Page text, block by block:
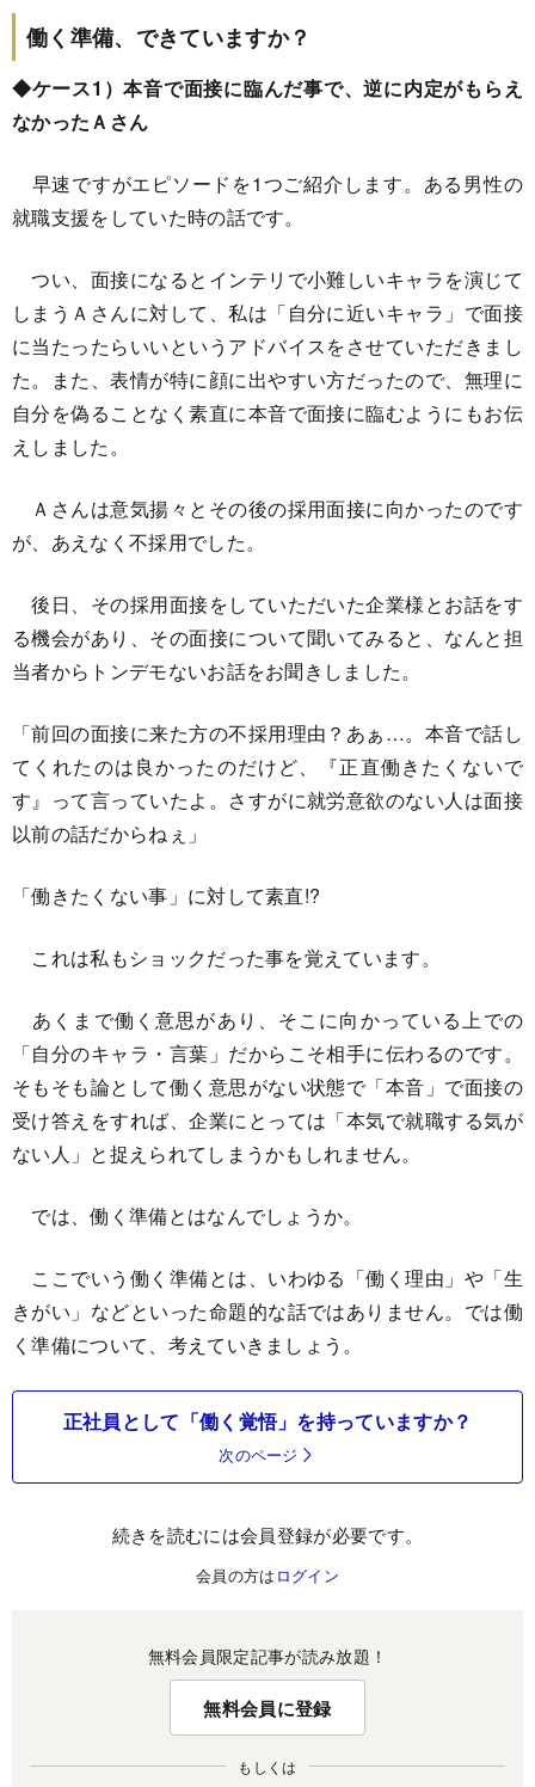
働く準備、できていますか？
◆ケース1）本音で面接に臨んだ事で、逆に内定がもらえ
なかったＡさん
早速ですがエピソードを1つご紹介します。ある男性の
就職支援をしていた時の話です。
つい、面接になるとインテリで小難しいキャラを演じて
しまうＡさんに対して、私は「自分に近いキャラ」で面接
に当たったらいいというアドバイスをさせていただきまし
た。また、表情が特に顔に出やすい方だったので、無理に
自分を偽ることなく素直に本音で面接に臨むようにもお伝
えしました。
Ａさんは意気揚々とその後の採用面接に向かったのです
が、あえなく不採用でした。
後日、その採用面接をしていただいた企業様とお話をす
る機会があり、その面接について聞いてみると、なんと担
当者からトンデモないお話をお聞きしました。
「前回の面接に来た方の不採用理由？あぁ…。本音で話し
てくれたのは良かったのだけど、『正直働きたくないで
す』って言っていたよ。さすがに就労意欲のない人は面接
以前の話だからねぇ」
「働きたくない事」に対して素直!?
これは私もショックだった事を覚えています。
あくまで働く意思があり、そこに向かっている上での
「自分のキャラ・言葉」だからこそ相手に伝わるのです。
そもそも論として働く意思がない状態で「本音」で面接の
受け答えをすれば、企業にとっては「本気で就職する気が
ない人」と捉えられてしまうかもしれません。
では、働く準備とはなんでしょうか。
ここでいう働く準備とは、いわゆる「働く理由」や「生
きがい」などといった命題的な話ではありません。では働
く準備について、考えていきましょう。
正社員として「働く覚悟」を持っていますか？
次のページ
続きを読むには会員登録が必要です。
会員の方は ログイン
無料会員限定記事が読み放題！
無料会員に登録
もしくは